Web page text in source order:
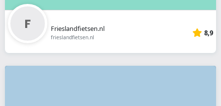
Frieslandfietsen.nl
frieslandfietsen.nl 8,9